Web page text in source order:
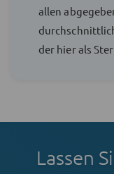
allen
der hier als
Lassen